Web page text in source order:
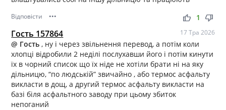
Відповісти ••• thumb_up thumb_down
1
Гость 157864 17 Тра 2026
@ Гость, ну і через звільнення перевод, а потім коли
хлопці відробили 2 неділі послухавши його і потім кинути
їх в чорний список що їх ніде не хотіли брати ні на яку
дільницю, “по людській” звичайно , або термос асфальту
викласти в дощ, а другий термос асфальту викласти на
базі біля асфальтного заводу при цьому збиток
непоганий